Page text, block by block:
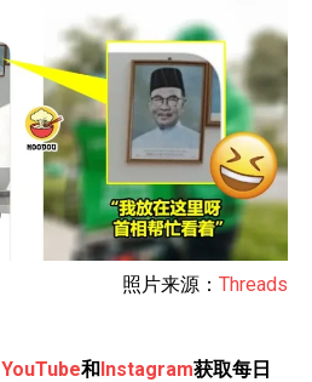
照片来源： Threads
YouTube和Instagram获取每日